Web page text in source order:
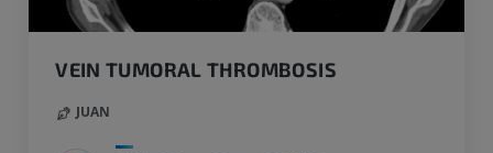
VEIN TUMORAL THROMBOSIS
JUAN